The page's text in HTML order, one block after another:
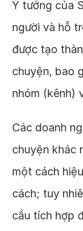
Ý tưởng của
người và hỗ
được tạo
chuyện, bao
nhóm (kênh)
Các doanh
chuyện khác
một cách
cách; tuy
cầu tích hợp